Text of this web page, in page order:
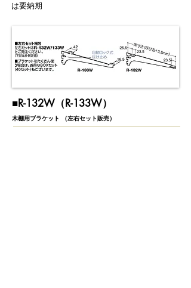
は要納期
​■R-132W（R-133W）
木棚用ブラケット （左右セット販売）